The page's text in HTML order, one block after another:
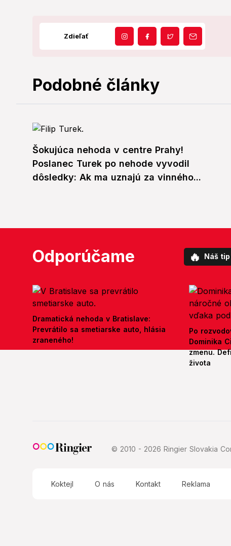
Zdieľať
Podobné články
Šokujúca nehoda v centre Prahy!
Poslanec Turek po nehode vyvodil
dôsledky: Ak ma uznajú za vinného...
Odporúčame 🔥 Náš tip
Dramatická nehoda v Bratislave:
Prevrátilo sa smetiarske auto, hlásia
zraneného!
Po
Dominika
zmenu.
života
© 2010 - 2026 Ringier Slovakia
Koktejl O nás Kontakt Reklama